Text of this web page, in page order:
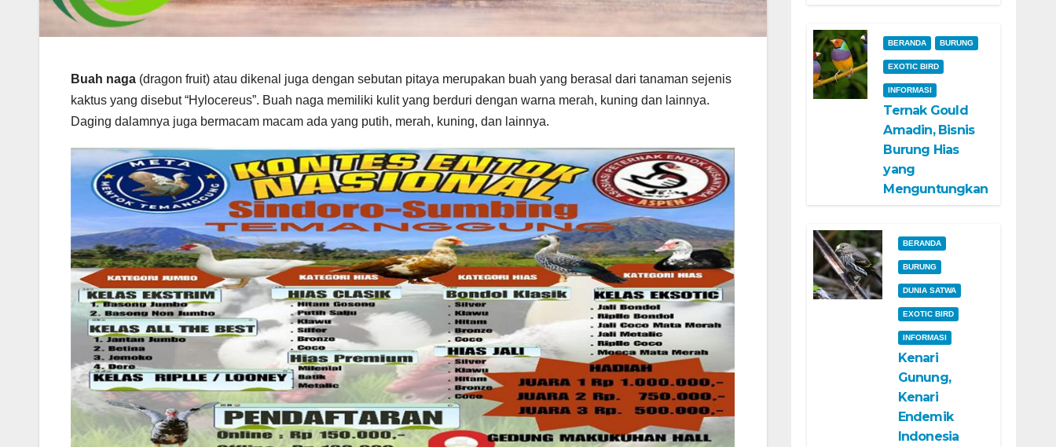
Buah naga (dragon fruit) atau dikenal juga dengan sebutan pitaya merupakan buah yang berasal dari tanaman sejenis
kaktus yang disebut “Hylocereus”. Buah naga memiliki kulit yang berduri dengan warna merah, kuning dan lainnya.
Daging dalamnya juga bermacam macam ada yang putih, merah, kuning, dan lainnya.
BERANDA BURUNG
EXOTIC BIRD
INFORMASI
Ternak Gould
Amadin, Bisnis
Burung Hias
yang
Menguntungkan
BERANDA
BURUNG
DUNIA SATWA
EXOTIC BIRD
INFORMASI
Kenari
Gunung,
Kenari
Endemik
Indonesia